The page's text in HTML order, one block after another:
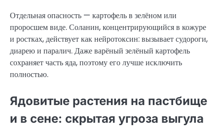
Отдельная опасность — картофель в зелёном или
проросшем виде. Соланин, концентрирующийся в кожуре
и ростках, действует как нейротоксин: вызывает судороги,
диарею и паралич. Даже варёный зелёный картофель
сохраняет часть яда, поэтому его лучше исключить
полностью.
Ядовитые растения на пастбище
и в сене: скрытая угроза выгула